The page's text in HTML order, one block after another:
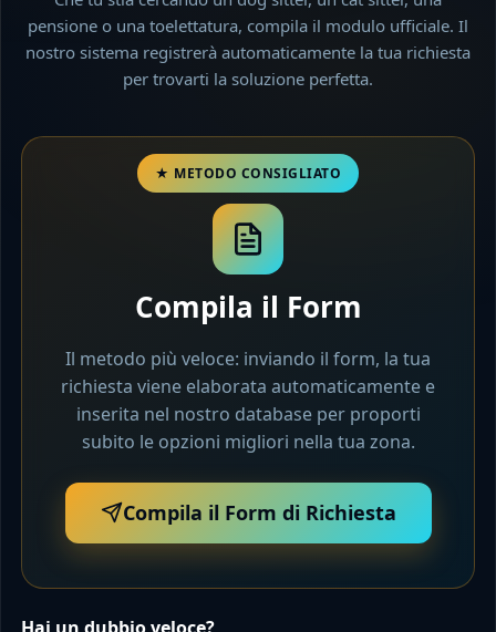
pensione o una toelettatura, compila il modulo ufficiale. Il
nostro sistema registrerà automaticamente la tua richiesta
per trovarti la soluzione perfetta.
Compila il Form
Il metodo più veloce: inviando il form, la tua
richiesta viene elaborata automaticamente e
inserita nel nostro database per proporti
subito le opzioni migliori nella tua zona.
Compila il Form di Richiesta